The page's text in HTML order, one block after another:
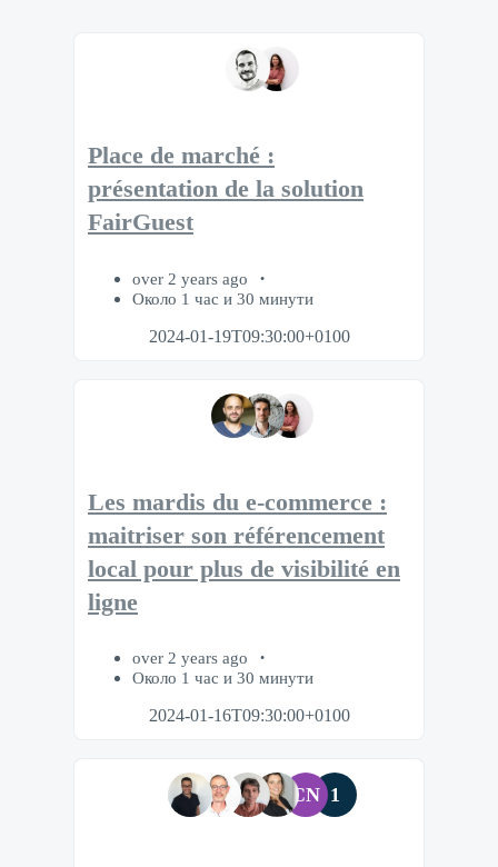
Place de marché :
présentation de la solution
FairGuest
over 2 years ago
Около 1 час и 30 минути
2024-01-19T09:30:00+0100
Les mardis du e-commerce :
maitriser son référencement
local pour plus de visibilité en
ligne
over 2 years ago
Около 1 час и 30 минути
2024-01-16T09:30:00+0100
CN 1